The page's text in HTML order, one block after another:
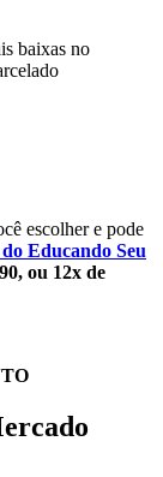
baixas no
escolher e pode
Educando Seu
ou 12x de